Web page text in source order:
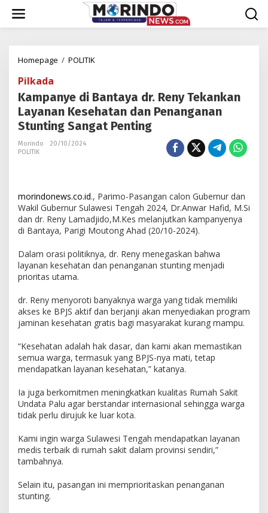
konten
Homepage / POLITIKKampanye
dr.
Reny
Tekankan
Layanan
Penting
Pilkada
Kampanye di Bantaya dr. Reny Tekankan
Layanan Kesehatan dan Penanganan
Stunting Sangat Penting
Morindo
20/10/2024
POLITIK
morindonews.co.id., Parimo-Pasangan calon Gubernur dan
Wakil Gubernur Sulawesi Tengah 2024, Dr.Anwar Hafid, M.Si
dan dr. Reny Lamadjido,M.Kes melanjutkan kampanyenya
di Bantaya, Parigi Moutong Ahad (20/10-2024).
Dalam orasi politiknya, dr. Reny menegaskan bahwa
layanan kesehatan dan penanganan stunting menjadi
prioritas utama.
dr. Reny menyoroti banyaknya warga yang tidak memiliki
akses ke BPJS aktif dan berjanji akan menyediakan program
jaminan kesehatan gratis bagi masyarakat kurang mampu.
“Kesehatan adalah hak dasar, dan kami akan memastikan
semua warga, termasuk yang BPJS-nya mati, tetap
mendapatkan layanan kesehatan,” katanya.
Ia juga berkomitmen meningkatkan kualitas Rumah Sakit
Undata Palu agar berstandar internasional sehingga warga
tidak perlu dirujuk ke luar kota.
Kami ingin warga Sulawesi Tengah mendapatkan layanan
medis terbaik di rumah sakit dalam provinsi sendiri,”
tambahnya.
Selain itu, pasangan ini memprioritaskan penanganan
stunting.